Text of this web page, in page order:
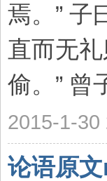
焉。” 子
直而无
偷。” 曾
2015-1-30
论语原